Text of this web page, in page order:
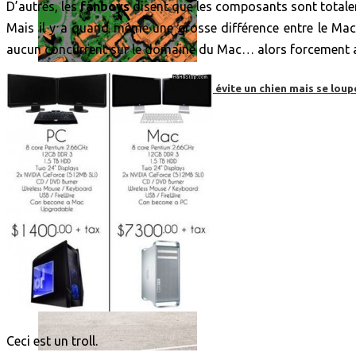
Roborace : une voiture autonome évite un chien mais se
D’autres, lesfanboysdisent que les composants sont
Mais il y a quand même une grosse différence entre le
aucun concurrent sur le domaine du Mac… alors forcement
Ceci est un troll.